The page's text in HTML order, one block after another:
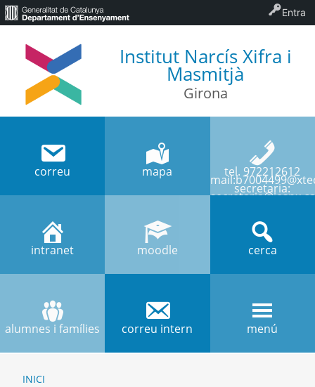
Institut Narcís Xifra i
Masmitjà
Girona
correu mapa tel. 972212612
secretaria:
intranet moodle cerca
alumnes i famílies correu intern menú
INICI
Entra